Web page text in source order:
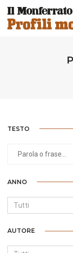
TESTO
ANNO
Tutti
AUTORE